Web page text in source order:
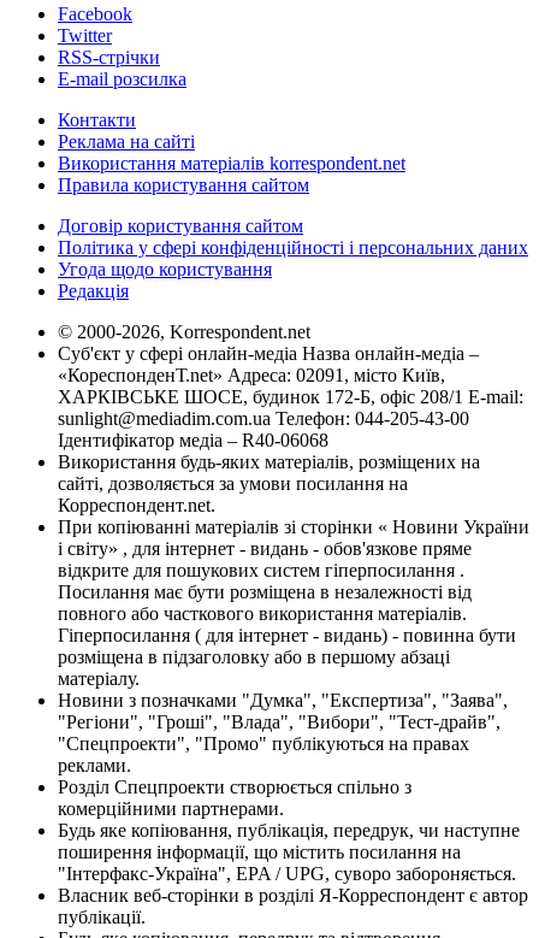
Facebook
Twitter
RSS-стрічки
E-mail розсилка
Контакти
Реклама на сайті
Використання матеріалів korrespondent.net
Правила користування сайтом
Договір користування сайтом
Політика у сфері конфіденційності і персональних даних
Угода щодо користування
Редакція
© 2000-2026, Korrespondent.net
Суб'єкт у сфері онлайн-медіа Назва онлайн-медіа –
«КореспонденТ.net» Адреса: 02091, місто Київ,
ХАРКІВСЬКЕ ШОСЕ, будинок 172-Б, офіс 208/1 E-mail:
sunlight@mediadim.com.ua Телефон: 044-205-43-00
Ідентифікатор медіа – R40-06068
Використання будь-яких матеріалів, розміщених на
сайті, дозволяється за умови посилання на
Корреспондент.net.
При копіюванні матеріалів зі сторінки « Новини України
і світу» , для інтернет - видань - обов'язкове пряме
відкрите для пошукових систем гіперпосилання .
Посилання має бути розміщена в незалежності від
повного або часткового використання матеріалів.
Гіперпосилання ( для інтернет - видань) - повинна бути
розміщена в підзаголовку або в першому абзаці
матеріалу.
Новини з позначками "Думка", "Експертиза", "Заява",
"Регіони", "Гроші", "Влада", "Вибори", "Тест-драйв",
"Спецпроекти", "Промо" публікуються на правах
реклами.
Розділ Спецпроекти створюється спільно з
комерційними партнерами.
Будь яке копіювання, публікація, передрук, чи наступне
поширення інформації, що містить посилання на
"Інтерфакс-Україна", EPA / UPG, суворо забороняється.
Власник веб-сторінки в розділі Я-Корреспондент є автор
публікації.